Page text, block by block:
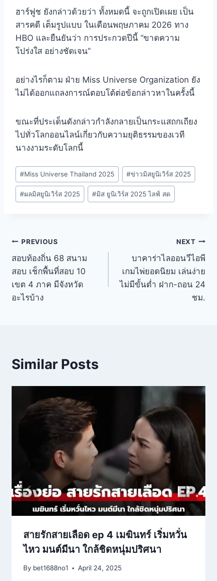
ฮาร์ฟูช ยังกล่าวด้วยว่า ทั้งหมดนี้ จะถูกเปิดเผย เป็น
สารคดี เต็มรูปแบบ ในเดือนพฤษภาคม 2026 ทาง
HBO และยืนยันว่า การประกวดปีนี้ “ขาดความ
โปร่งใส อย่างชัดเจน”
อย่างไรก็ตาม ฝ่าย Miss Universe Organization ยัง
ไม่ได้ออกแถลงการณ์ตอบโต้ต่อข้อกล่าวหาในครั้งนี้
ขณะที่ประเด็นดังกล่าวกำลังกลายเป็นกระแสถกเถียง
ไปทั่วโลกออนไลน์เกี่ยวกับความยุติธรรมของเวที
นางงามระดับโลกนี้
#Miss Universe Thailand 2025 #ข่าวมิสยูนิเวิร์ส 2025
#ผลมิสยูนิเวิร์ส 2025 #มิส ยูนิเวิร์ส 2025 ไลฟ์ สด
PREVIOUS
สอบท้องถิ่น 68 สนาม
สอบ เช็กพื้นที่สอบ 10
เขต 4 ภาค มีจังหวัด
อะไรบ้าง
NEXT
บาคาร่าไลออนวีไอพี
เกมไพ่ยอดนิยม เล่นง่าย
ไม่มีขั้นต่ำ ฝาก-ถอน 24
ชม.
Similar Posts
สายรักสายเลือด ep 4 เมฆินทร์ เริ่มหวั่น
ไหว มนต์มีนา ใกล้ชิดหนุ่มปริศนา
By bet1688no1 April 24, 2025